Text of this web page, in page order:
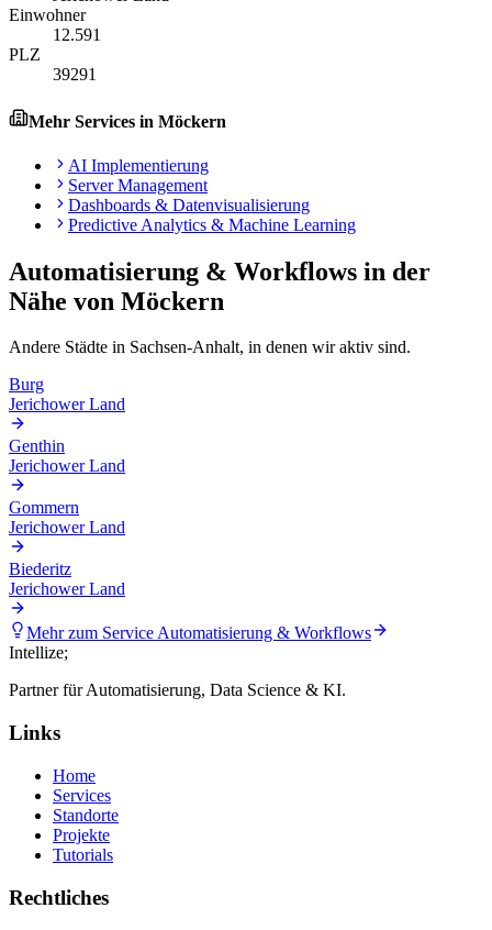
Einwohner
12.591
PLZ
39291
Mehr Services in Möckern
AI Implementierung
Server Management
Dashboards & Datenvisualisierung
Predictive Analytics & Machine Learning
Automatisierung & Workflows in der
Nähe von Möckern
Andere Städte in Sachsen-Anhalt, in denen wir aktiv sind.
Burg
Jerichower Land
Genthin
Jerichower Land
Gommern
Jerichower Land
Biederitz
Jerichower Land
Mehr zum ServiceAutomatisierung & Workflows
Intellize;
Partner für Automatisierung, Data Science & KI.
Links
Home
Services
Standorte
Projekte
Tutorials
Rechtliches